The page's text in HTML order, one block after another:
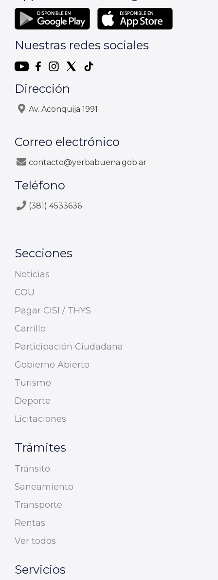
Nuestras redes sociales
Dirección
Av. Aconquija 1991
Correo electrónico
contacto@yerbabuena.gob.ar
Teléfono
(381) 4533636
Secciones
Noticias
COU
Pagar CISI / THYS
Carrillo
Participación Ciudadana
Gobierno Abierto
Turismo
Deporte
Licitaciones
Trámites
Tránsito
Saneamiento
Transporte
Rentas
Ver todos
Servicios